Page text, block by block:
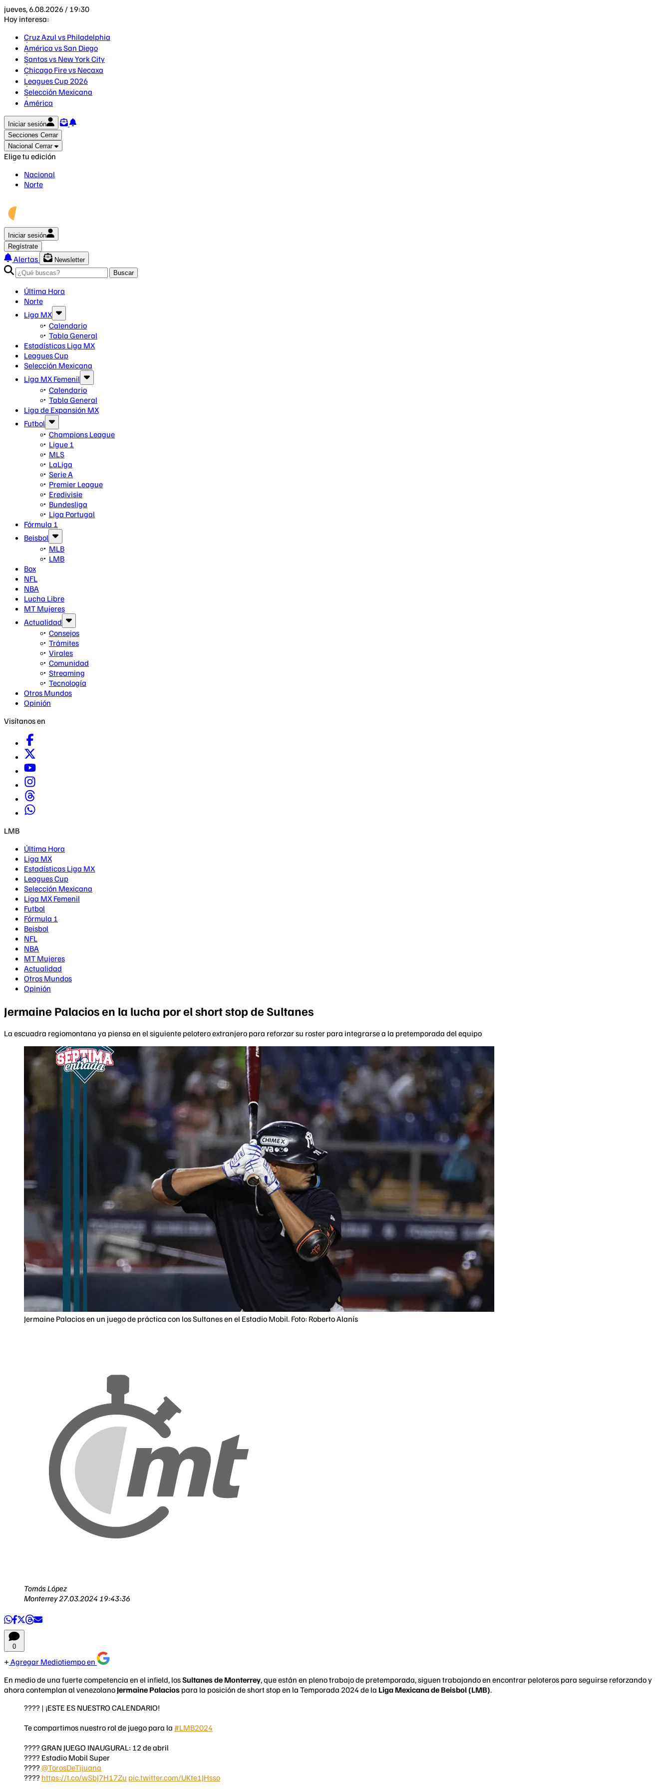
jueves, 6.08.2026 / 19:30
Hoy interesa:
Cruz Azul vs Philadelphia
América vs San Diego
Santos vs New York City
Chicago Fire vs Necaxa
Leagues Cup 2026
Selección Mexicana
América
Iniciar sesión
Secciones Cerrar
Nacional Cerrar
Elige tu edición
Nacional
Norte
Iniciar sesión
Regístrate
Alertas
Newsletter
Buscar
Última Hora
Norte
Liga MX
Calendario
Tabla General
Estadísticas Liga MX
Leagues Cup
Selección Mexicana
Liga MX Femenil
Calendario
Tabla General
Liga de Expansión MX
Futbol
Champions League
Ligue 1
MLS
LaLiga
Serie A
Premier League
Eredivisie
Bundesliga
Liga Portugal
Fórmula 1
Beisbol
MLB
LMB
Box
NFL
NBA
Lucha Libre
MT Mujeres
Actualidad
Consejos
Trámites
Virales
Comunidad
Streaming
Tecnología
Otros Mundos
Opinión
Visítanos en
LMB
Última Hora
Liga MX
Estadísticas Liga MX
Leagues Cup
Selección Mexicana
Liga MX Femenil
Futbol
Fórmula 1
Beisbol
NFL
NBA
MT Mujeres
Actualidad
Otros Mundos
Opinión
Jermaine Palacios en la lucha por el short stop de Sultanes
La escuadra regiomontana ya piensa en el siguiente pelotero extranjero para reforzar su roster para integrarse a la pretemporada del equipo
Jermaine Palacios en un juego de práctica con los Sultanes en el Estadio Mobil. Foto: Roberto Alanís
Tomás López
Monterrey27.03.2024 19:43:36
0
Agregar Mediotiempo en
En medio de una fuerte competencia en el infield, losSultanes de Monterrey, que están en pleno trabajo de pretemporada, siguen trabajando en encontrar peloteros para seguirse reforzando y
ahora contemplan al venezolano Jermaine Palacios para la posición de short stop en la Temporada 2024 de la Liga Mexicana de Beisbol (LMB).
???? | ¡ESTE ES NUESTRO CALENDARIO!
Te compartimos nuestro rol de juego para la #LMB2024
???? GRAN JUEGO INAUGURAL: 12 de abril
???? Estadio Mobil Super
????@TorosDeTijuana
????️ https://t.co/wSbJ7H17Zu pic.twitter.com/UKte1JHsso